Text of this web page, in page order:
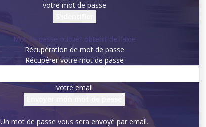
votre mot de passe
Mot de passe oublié? obtenir de l'aide
Récupération de mot de passe
Récupérer votre mot de passe
votre email
Un mot de passe vous sera envoyé par email.